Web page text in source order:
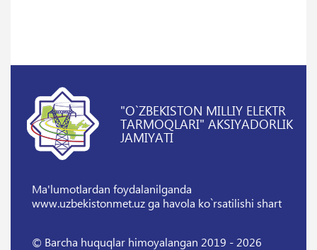
"O`ZBEKISTON MILLIY ELEKTR
TARMOQLARI" AKSIYADORLIK
JAMIYATI
Ma'lumotlardan foydalanilganda
www.uzbekistonmet.uz ga havola ko`rsatilishi shart
© Barcha huquqlar himoyalangan 2019 - 2026